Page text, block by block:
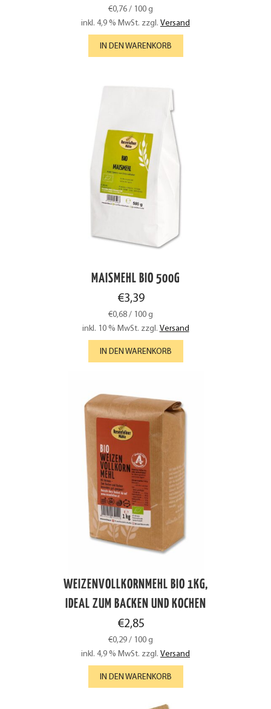
€0,76 / 100 g
inkl. 4,9 % MwSt. zzgl. Versand
IN DEN WARENKORB
MAISMEHL BIO 500G
€3,39
€0,68 / 100 g
inkl. 10 % MwSt. zzgl. Versand
IN DEN WARENKORB
WEIZENVOLLKORNMEHL BIO 1KG,
IDEAL ZUM BACKEN UND KOCHEN
€2,85
€0,29 / 100 g
inkl. 4,9 % MwSt. zzgl. Versand
IN DEN WARENKORB